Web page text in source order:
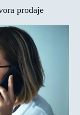
prodaje